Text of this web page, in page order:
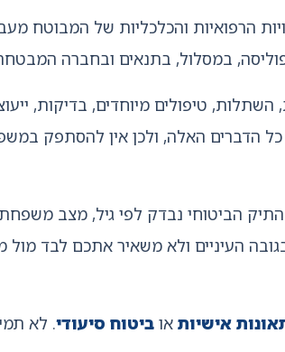
הרפואיות והכלכליות של המבוטח
במסלול, בתנאים ובחברה
השתלות, טיפולים מיוחדים, בדיקות,
כל הדברים האלה, ולכן אין להסתפק
הביטוחי נבדק לפי גיל, מצב
העיניים ולא משאיר אתכם לבד מול
אישיות או ביטוח סיעודי. לא